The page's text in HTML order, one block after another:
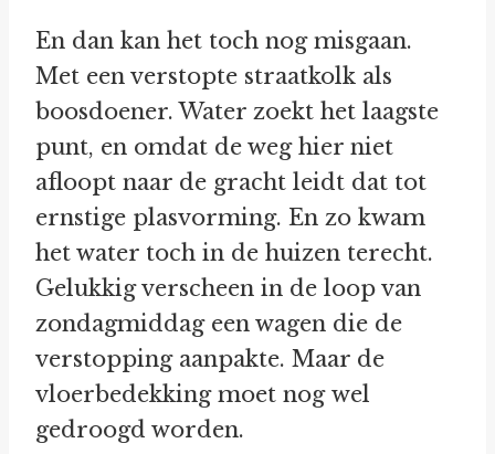
En dan kan het toch nog misgaan.
Met een verstopte straatkolk als
boosdoener. Water zoekt het laagste
punt, en omdat de weg hier niet
afloopt naar de gracht leidt dat tot
ernstige plasvorming. En zo kwam
het water toch in de huizen terecht.
Gelukkig verscheen in de loop van
zondagmiddag een wagen die de
verstopping aanpakte. Maar de
vloerbedekking moet nog wel
gedroogd worden.